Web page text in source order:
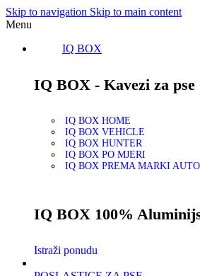
Skip to navigation Skip to main content
Menu
IQ BOX
IQ BOX - Kavezi za pse
IQ BOX HOME
IQ BOX VEHICLE
IQ BOX HUNTER
IQ BOX PO MJERI
IQ BOX PREMA MARKI
IQ BOX 100%
Istraži ponudu